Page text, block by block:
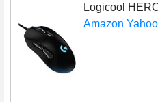
Logicool
Amazon